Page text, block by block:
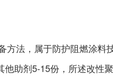
法，属于防护阻燃涂
助剂5‑15份，所述改性